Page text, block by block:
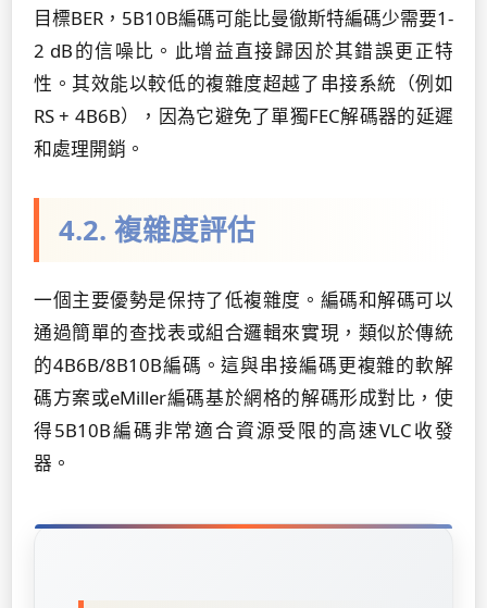
目標BER，5B10B編碼可能比曼徹斯特編碼少需要1-
2 dB的信噪比。此增益直接歸因於其錯誤更正特
性。其效能以較低的複雜度超越了串接系統（例如
RS + 4B6B），因為它避免了單獨FEC解碼器的延遲
和處理開銷。
4.2. 複雜度評估
一個主要優勢是保持了低複雜度。編碼和解碼可以
通過簡單的查找表或組合邏輯來實現，類似於傳統
的4B6B/8B10B編碼。這與串接編碼更複雜的軟解
碼方案或eMiller編碼基於網格的解碼形成對比，使
得5B10B編碼非常適合資源受限的高速VLC收發
器。